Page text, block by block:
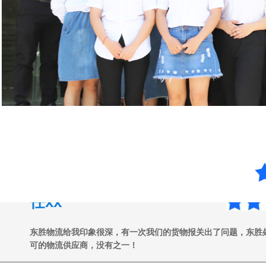
可的物流供应商，没有之一！